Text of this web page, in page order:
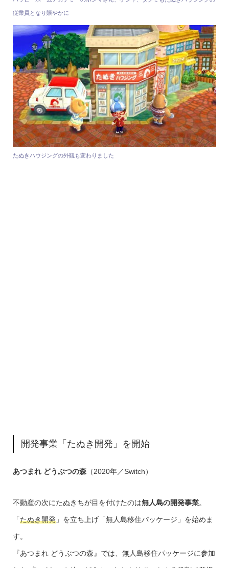
従業員となり賑やかに
たぬきハウジングの外観も変わりました
開発事業「たぬき開発」を開始
あつまれ どうぶつの森（2020年／Switch）
不動産の次にたぬきちが目を付けたのは無人島の開発事業。
「たぬき開発」を立ち上げ「無人島移住パッケージ」を始めま
す。
『あつまれ どうぶつの森』では、無人島移住パッケージに参加